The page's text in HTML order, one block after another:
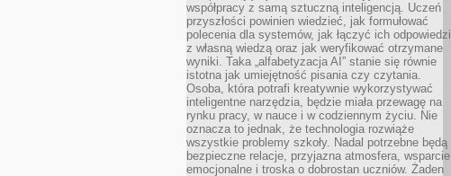
współpracy z samą sztuczną inteligencją. Uczeń
przyszłości powinien wiedzieć, jak formułować
polecenia dla systemów, jak łączyć ich odpowiedzi
z własną wiedzą oraz jak weryfikować otrzymane
wyniki. Taka „alfabetyzacja AI” stanie się równie
istotna jak umiejętność pisania czy czytania.
Osoba, która potrafi kreatywnie wykorzystywać
inteligentne narzędzia, będzie miała przewagę na
rynku pracy, w nauce i w codziennym życiu. Nie
oznacza to jednak, że technologia rozwiąże
wszystkie problemy szkoły. Nadal potrzebne będą
bezpieczne relacje, przyjazna atmosfera, wsparcie
emocjonalne i troska o dobrostan uczniów. Żaden